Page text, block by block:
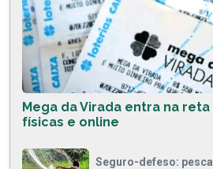
Mega da Virada entra na
físicas e online
Seguro-defeso: